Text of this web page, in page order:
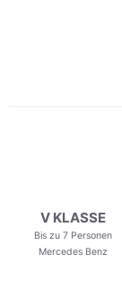
V KLASSE
Bis zu 7 Personen
Mercedes Benz